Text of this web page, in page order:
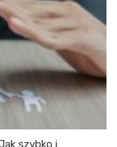
szybko i